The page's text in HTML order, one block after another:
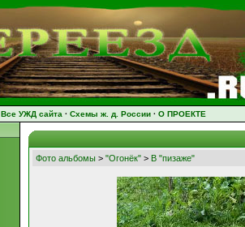
Все УЖД сайта · Схемы ж. д. России · О ПРОЕКТЕ
Фото альбомы > "Огонёк" > В "пизаже"